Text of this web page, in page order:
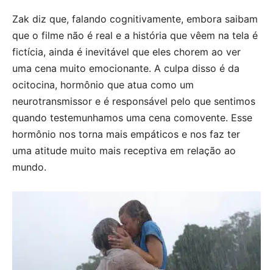
Zak diz que, falando cognitivamente, embora saibam
que o filme não é real e a história que vêem na tela é
fictícia, ainda é inevitável que eles chorem ao ver
uma cena muito emocionante. A culpa disso é da
ocitocina, hormônio que atua como um
neurotransmissor e é responsável pelo que sentimos
quando testemunhamos uma cena comovente. Esse
hormônio nos torna mais empáticos e nos faz ter
uma atitude muito mais receptiva em relação ao
mundo.